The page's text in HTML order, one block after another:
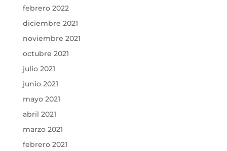
febrero 2022
diciembre 2021
noviembre 2021
octubre 2021
julio 2021
junio 2021
mayo 2021
abril 2021
marzo 2021
febrero 2021